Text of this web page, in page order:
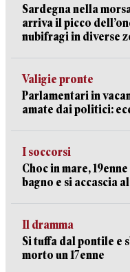
Sardegna nella
arriva il picco
nubifragi in diverse
Valigie pronte
Parlamentari in
amate dai politici:
I soccorsi
Choc in mare,
bagno e si accascia
Il dramma
Si tuffa dal pontile e
morto un 17enne